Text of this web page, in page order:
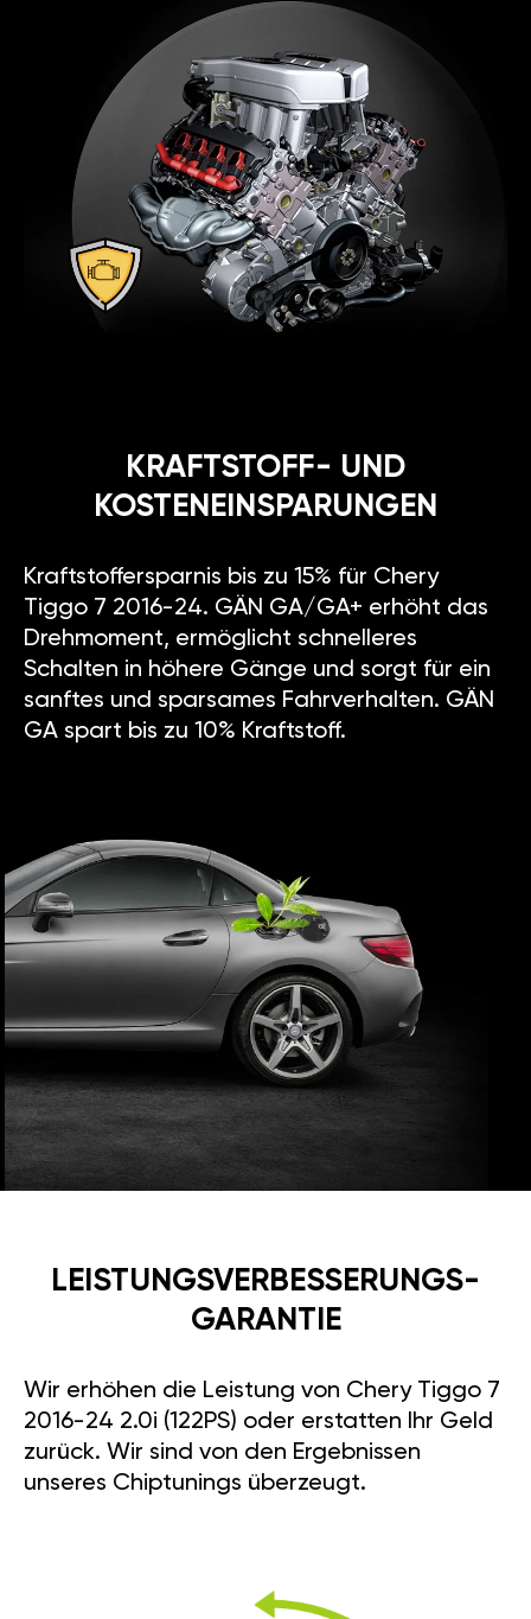
KRAFTSTOFF- UND
KOSTENEINSPARUNGEN
Kraftstoffersparnis bis zu 15% für Chery
Tiggo 7 2016-24. GÄN GA/GA+ erhöht das
Drehmoment, ermöglicht schnelleres
Schalten in höhere Gänge und sorgt für ein
sanftes und sparsames Fahrverhalten. GÄN
GA spart bis zu 10% Kraftstoff.
LEISTUNGSVERBESSE­RUNGS­
GARANTIE
Wir erhöhen die Leistung von Chery Tiggo 7
2016-24 2.0i (122PS) oder erstatten Ihr Geld
zurück. Wir sind von den Ergebnissen
unseres Chiptunings überzeugt.